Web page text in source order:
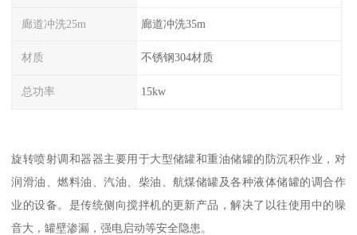
廊道冲洗25m 廊道冲洗35m
材质 不锈钢304材质
总功率 15kw
旋转喷射调和器器主要用于大型储罐和重油储罐的防沉积作业，对
润滑油、燃料油、汽油、柴油、航煤储罐及各种液体储罐的调合作
业的设备。是传统侧向搅拌机的更新产品，解决了以往使用中的噪
音大，罐壁渗漏，强电启动等安全隐患。